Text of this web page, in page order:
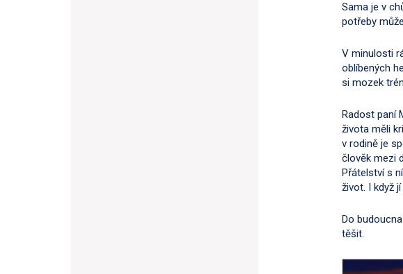
Sama je v
potřeby
V minulosti
oblíbených
si mozek
Radost paní
života měli
v rodině je
člověk mezi
Přátelství s
život. I když
Do
těšit.